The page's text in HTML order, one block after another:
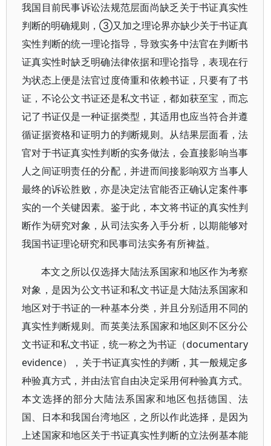
我国目前民事诉讼法规范层面尚缺乏关于书证真实性
判断的明确规则，③又加之理论界亦缺少关于书证真
实性判断的统一理论指导，导致实务中法官在判断书
证真实性时缺乏明确法律依据和理论指导，表现在行
为状态上便是法官过度倚重和依赖书证，只要有了书
证，不论公文书证还是私文书证，都如获至宝，而忘
记了书证仅是一种证据类型，其适用也应当符合并遵
循证据资格和证明力的判断规则。从结果层面看，法
官对于书证真实性判断的实务做法，会直接影响当事
人之间证明责任的分配，并进而间接影响双方当事人
最终的诉讼胜败，亦是决定法官能否正确认定案件事
实的一个关键因素。鉴于此，本文将书证的真实性判
断作为研究对象，从司法实务入手分析，以期能够对
我国书证理论研究和民事司法实务有所裨益。
本文之所以仅选择大陆法系国家和地区作为考察
对象，是因为公文书证和私文书证是大陆法系国家和
地区对于书证的一种基本分类，并且分别适用不同的
真实性判断规则。而英美法系国家和地区则不区分公
文书证和私文书证，统一称之为书证（documentary
evidence），关于书证真实性的判断，其一般规定多
种验真方式，并由法官自由决定采用何种验真方式。
本文选择的部分大陆法系国家和地区包括德国、法
国、日本和我国台湾地区，之所以作此选择，是因为
上述国家和地区关于书证真实性判断的立法例基本能